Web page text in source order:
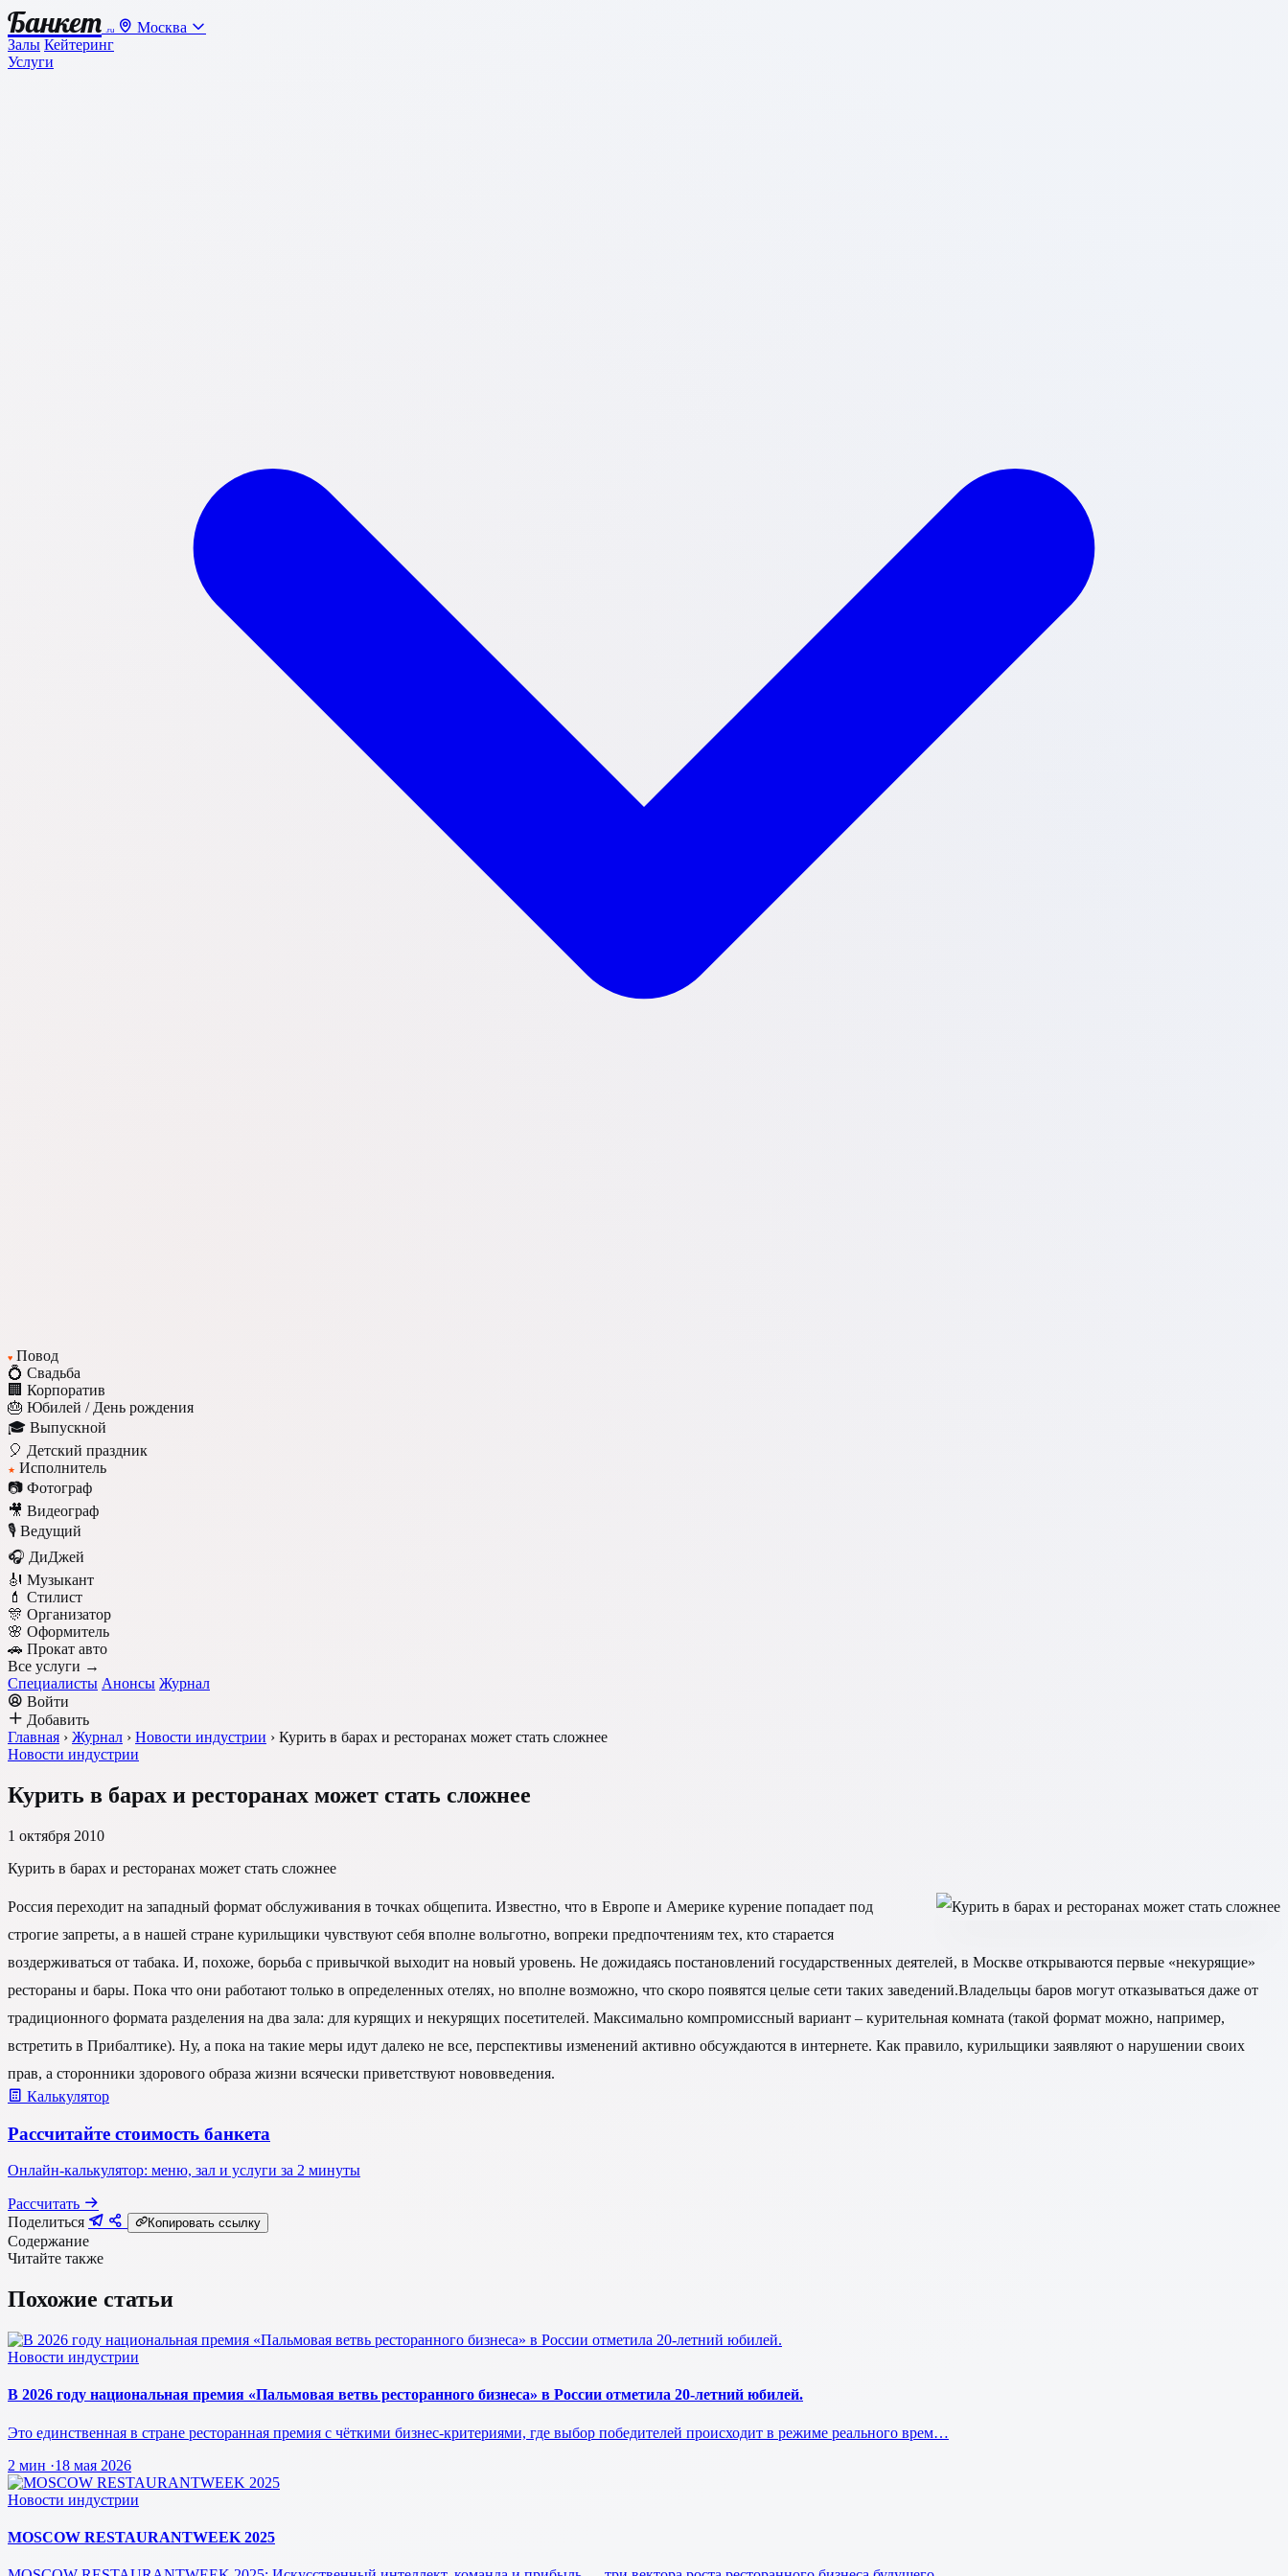
Банкет .ru
Москва
Залы Кейтеринг
Услуги
♥ Повод
💍 Свадьба
🏢 Корпоратив
🎂 Юбилей / День рождения
🎓 Выпускной
🎈 Детский праздник
★ Исполнитель
📷 Фотограф
🎥 Видеограф
🎙️ Ведущий
🎧 ДиДжей
🎻 Музыкант
💄 Стилист
🎊 Организатор
🌸 Оформитель
🚗 Прокат авто
Все услуги →
Специалисты Анонсы Журнал
Войти
Добавить
Главная › Журнал › Новости индустрии › Курить в барах и ресторанах может стать сложнее
Новости индустрии
Курить в барах и ресторанах может стать сложнее
1 октября 2010
Курить в барах и ресторанах может стать сложнее
Россия переходит на западный формат обслуживания в точках общепита. Известно, что в Европе и Америке курение попадает под
строгие запреты, а в нашей стране курильщики чувствуют себя вполне вольготно, вопреки предпочтениям тех, кто старается
воздерживаться от табака. И, похоже, борьба с привычкой выходит на новый уровень. Не дожидаясь постановлений государственных деятелей, в Москве открываются первые «некурящие»
рестораны и бары. Пока что они работают только в определенных отелях, но вполне возможно, что скоро появятся целые сети таких заведений.Владельцы баров могут отказываться даже от
традиционного формата разделения на два зала: для курящих и некурящих посетителей. Максимально компромиссный вариант – курительная комната (такой формат можно, например,
встретить в Прибалтике). Ну, а пока на такие меры идут далеко не все, перспективы изменений активно обсуждаются в интернете. Как правило, курильщики заявляют о нарушении своих
прав, а сторонники здорового образа жизни всячески приветствуют нововведения.
Калькулятор
Рассчитайте стоимость банкета
Онлайн-калькулятор: меню, зал и услуги за 2 минуты
Рассчитать
Поделиться
Копировать ссылку
Содержание
Читайте также
Похожие статьи
Новости индустрии
В 2026 году национальная премия «Пальмовая ветвь ресторанного бизнеса» в России отметила 20-летний юбилей.
Это единственная в стране ресторанная премия с чёткими бизнес-критериями, где выбор победителей происходит в режиме реального врем…
2 мин ·18 мая 2026
Новости индустрии
MOSCOW RESTAURANTWEEK 2025